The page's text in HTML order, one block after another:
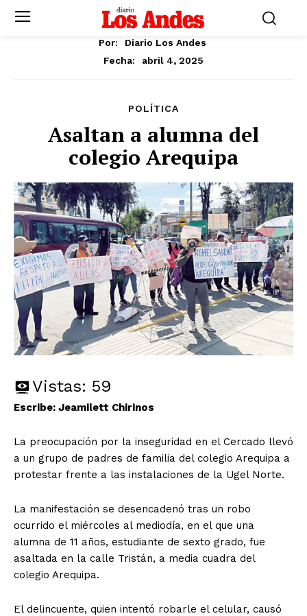
Por:
Diario Los Andes
Fecha:
abril 4, 2025
POLÍTICA
Asaltan a alumna del
colegio Arequipa
Vistas: 59
Escribe: Jeamilett Chirinos
La preocupación por la inseguridad en el Cercado llevó
a un grupo de padres de familia del colegio Arequipa a
protestar frente a las instalaciones de la Ugel Norte.
La manifestación se desencadenó tras un robo
ocurrido el miércoles al mediodía, en el que una
alumna de 11 años, estudiante de sexto grado, fue
asaltada en la calle Tristán, a media cuadra del
colegio Arequipa.
El delincuente, quien intentó robarle el celular, causó